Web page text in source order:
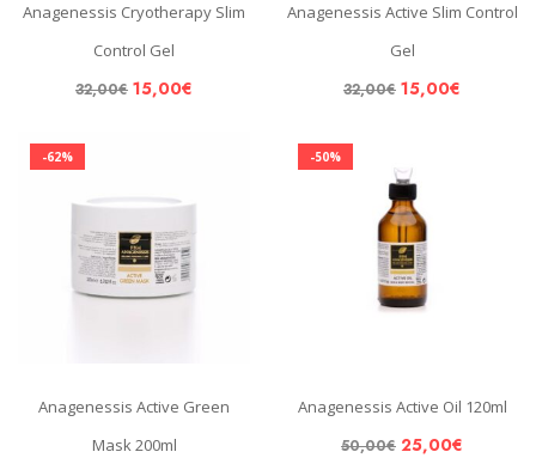
Anagenessis Cryotherapy Slim
Control Gel
32,00€ 15,00€
Anagenessis Active Slim Control
Gel
32,00€ 15,00€
-62%
Anagenessis Active Green
Mask 200ml
-50%
Anagenessis Active Oil 120ml
50,00€ 25,00€